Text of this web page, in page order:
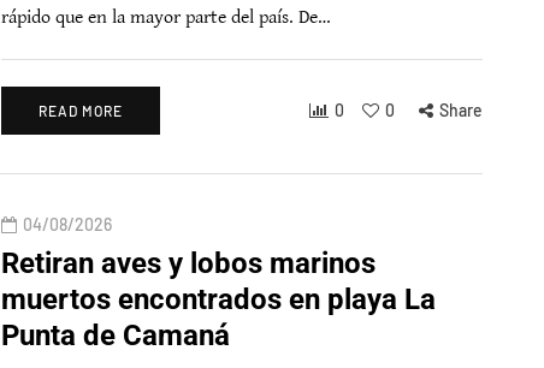
rápido que en la mayor parte del país. De…
READ MORE 0 0 Share
04/08/2026
Retiran aves y lobos marinos
muertos encontrados en playa La
Punta de Camaná